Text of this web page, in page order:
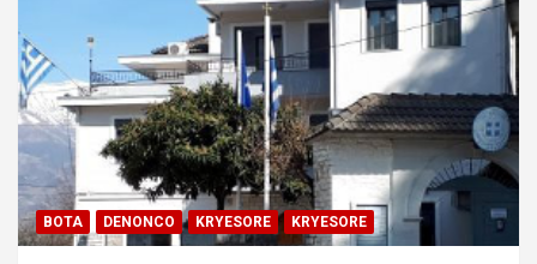
BOTA DENONCO KRYESORE KRYESORE